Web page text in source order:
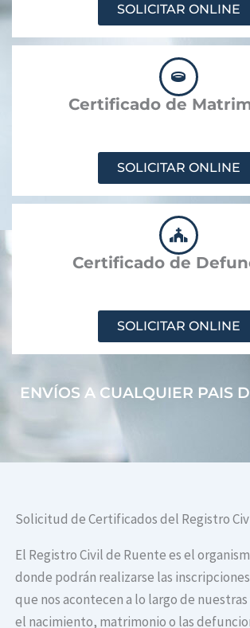
SOLICITAR ONLINE
Certificado de
SOLICITAR ONLINE
Certificado de
SOLICITAR ONLINE
ENVÍOS A CUALQUIER PAIS
Solicitud de Certificados del Registro
El Registro Civil de Ruente es el
donde podrán realizarse las
que nos acontecen a lo largo de
el nacimiento, matrimonio o las